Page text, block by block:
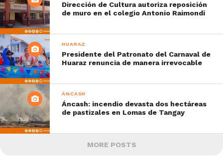
Dirección de Cultura autoriza reposición
de muro en el colegio Antonio Raimondi
HUARAZ
Presidente del Patronato del Carnaval de
Huaraz renuncia de manera irrevocable
ÁNCASH
Áncash: incendio devasta dos hectáreas
de pastizales en Lomas de Tangay
MORE POSTS